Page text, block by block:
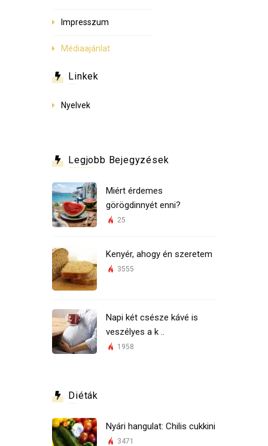
Impresszum
Médiaajánlat
Linkek
Nyelvek
Legjobb Bejegyzések
Miért érdemes
görögdinnyét enni?
25
Kenyér, ahogy én szeretem
3555
Napi két csésze kávé is
veszélyes a k ..
1958
Diéták
Nyári hangulat: Chilis cukkini
3471